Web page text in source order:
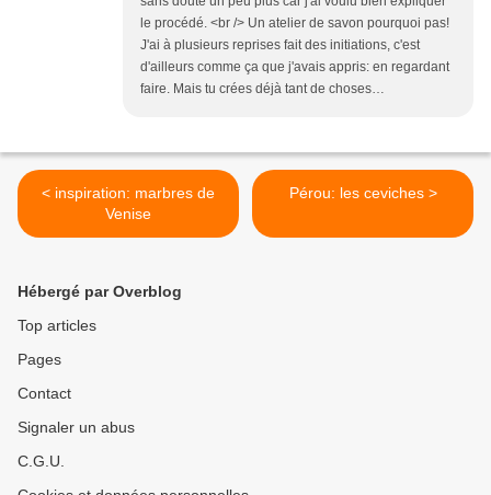
le procédé. <br /> Un atelier de savon pourquoi pas!
J'ai à plusieurs reprises fait des initiations, c'est
d'ailleurs comme ça que j'avais appris: en regardant
faire. Mais tu crées déjà tant de choses…
< inspiration: marbres de
Venise
Pérou: les ceviches >
Hébergé par Overblog
Top articles
Pages
Contact
Signaler un abus
C.G.U.